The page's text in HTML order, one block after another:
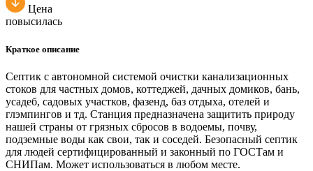
Цена
повысилась
Краткое описание
Септик с автономной системой очистки канализационных
стоков для частных домов, коттеджей, дачных домиков, бань,
усадеб, садовых участков, фазенд, баз отдыха, отелей и
глэмпингов и тд. Станция предназначена защитить природу
нашей страны от грязных сбросов в водоемы, почву,
подземные воды как свои, так и соседей. Безопасный септик
для людей сертифицированный и законный по ГОСТам и
СНИПам. Может использоваться в любом месте.